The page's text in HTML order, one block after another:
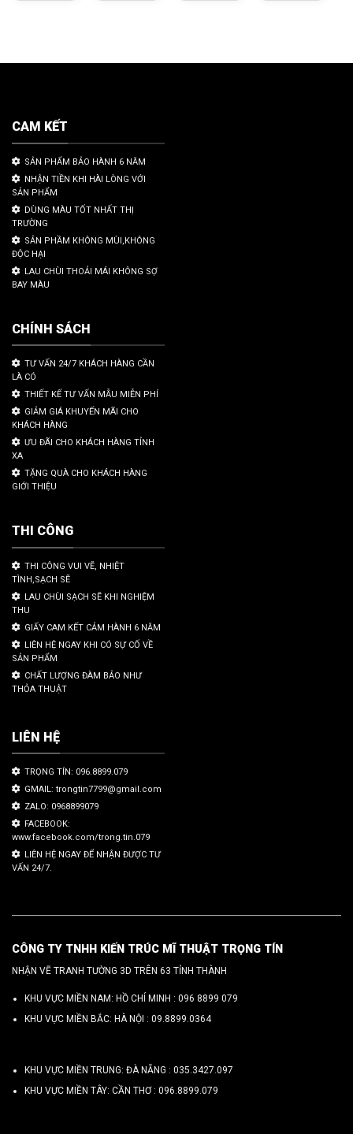
CAM KẾT
SẢN PHẨM BẢO HÀNH 6 NĂM
NHẬN TIỀN KHI HÀI LÒNG VỚI
SẢN PHẨM
DÙNG MÀU TỐT NHẤT THỊ
TRƯỜNG
SẢN PHẦM KHÔNG MÙI,KHÔNG
ĐỘC HẠI
LAU CHÙI THOẢI MÁI KHÔNG SỢ
BAY MÀU
CHÍNH SÁCH
TƯ VẤN 24/7 KHÁCH HÀNG CẦN
LÀ CÓ
THIẾT KẾ TƯ VẤN MẪU MIỄN PHÍ
GIẢM GIÁ KHUYẾN MÃI CHO
KHÁCH HÀNG
ƯU ĐÃI CHO KHÁCH HÀNG TỈNH
XA
TẶNG QUÀ CHO KHÁCH HÀNG
GIỚI THIỆU
THI CÔNG
THI CÔNG VUI VẼ, NHIỆT
TÌNH,SẠCH SẼ
LAU CHÙI SẠCH SẼ KHI NGHIỆM
THU
GIẤY CAM KẾT CẢM HÀNH 6 NĂM
LIÊN HỆ NGAY KHI CÓ SỰ CỐ VỀ
SẢN PHẨM
CHẤT LƯỢNG ĐÀM BẢO NHƯ
THỎA THUẬT
LIÊN HỆ
TRỌNG TÍN: 096.8899.079
GMAIL: trongtin7799@gmail.com
ZALO: 0968899079
FACEBOOK:
www.facebook.com/trong.tin.079
LIÊN HỆ NGAY ĐỂ NHẬN ĐƯỢC TƯ
VẤN 24/7.
CÔNG TY TNHH KIẾN TRÚC MĨ THUẬT TRỌNG TÍN
NHẬN VẼ TRANH TƯỜNG 3D TRÊN 63 TỈNH THÀNH
KHU VỰC MIỀN NAM: HỒ CHÍ MINH : 096 8899 079
KHU VỰC MIỀN BẮC: HÀ NỘI : 09.8899.0364
KHU VỰC MIỀN TRUNG: ĐÀ NẴNG : 035.3427.097
KHU VỰC MIỀN TÂY: CẦN THƠ : 096.8899.079